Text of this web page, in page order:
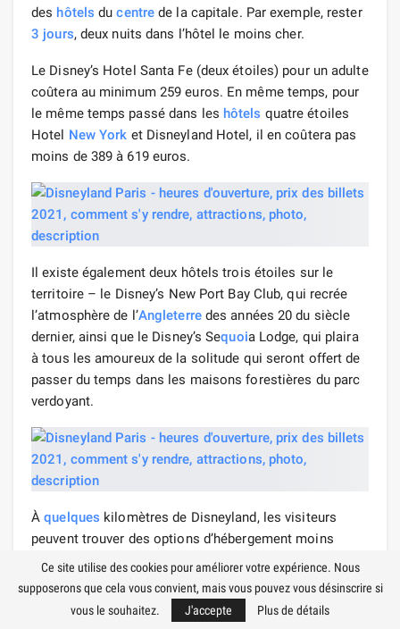
des hôtels ducentre de la capitale. Par exemple, rester
3 jours, deux nuits dans l’hôtel le moins cher.
Le Disney’s Hotel Santa Fe (deux étoiles) pour un adulte
coûtera au minimum 259 euros. En même temps, pour
le même temps passé dans les hôtels quatre étoiles
Hotel New York et Disneyland Hotel, il en coûtera pas
moins de 389 à 619 euros.
Il existe également deux hôtels trois étoiles sur le
territoire – le Disney’s New Port Bay Club, qui recrée
l’atmosphère de l’Angleterredes années 20 du siècle
dernier, ainsi que le Disney’s Sequoia Lodge, qui plaira
à tous les amoureux de la solitude qui seront offert de
passer du temps dans les maisons forestières du parc
verdoyant.
Àquelques kilomètres de Disneyland, les visiteurs
peuvent trouver des options d’hébergement moins
chères. Au service des touristes se trouvent les hôtels
et hôtels Radisson SAS, L’Elysée Val D’Europe, Magic
Circus, Serris Rive Gauche et autres. Selon
l'emplacement, les clients devront se rendre au parc
Ce site utilise des cookies pour améliorer votre expérience. Nous
supposerons que cela vous convient, mais vous pouvez vous désinscrire si
vous le souhaitez.
J'accepte Plus de détails